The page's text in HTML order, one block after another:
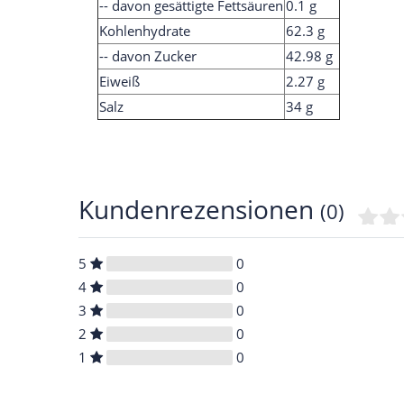
-- davon gesättigte Fettsäuren0.1 g
Kohlenhydrate
62.3 g
-- davon Zucker
42.98 g
Eiweiß
2.27 g
Salz
34 g
Kundenrezensionen (0)
5
0
4
0
3
0
2
0
1
0